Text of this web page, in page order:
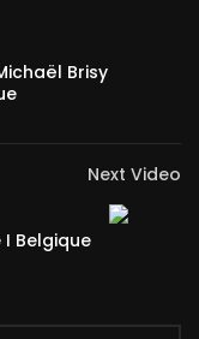
Brisy
Next Video
I Belgique